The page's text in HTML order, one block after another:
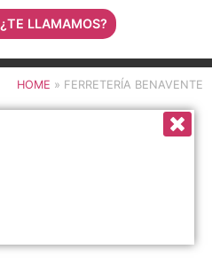
¿TE LLAMAMOS?
HOME » FERRETERÍA BENAVENTE